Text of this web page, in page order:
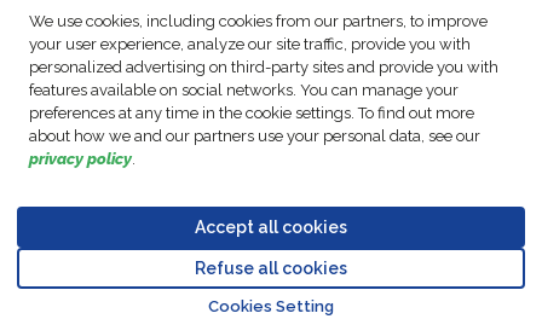
We use cookies, including cookies from our partners, to improve
your user experience, analyze our site traffic, provide you with
personalized advertising on third-party sites and provide you with
features available on social networks. You can manage your
preferences at any time in the cookie settings. To find out more
about how we and our partners use your personal data, see our
privacy policy.
Accept all cookies
Refuse all cookies
Cookies Setting
ACTIVITĂȚI
URMAȚI-NE
Logistic, 2026 cookie legale protecția datelor conduită